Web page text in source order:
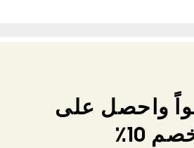
واحصل على
10٪